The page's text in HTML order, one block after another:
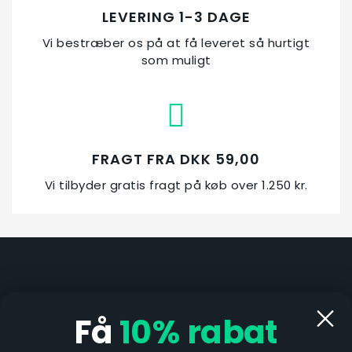
LEVERING 1-3 DAGE
Vi bestræber os på at få leveret så hurtigt
som muligt
FRAGT FRA DKK 59,00
Vi tilbyder gratis fragt på køb over 1.250 kr.
Få 10% rabat